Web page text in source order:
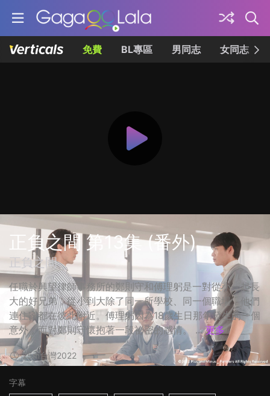
免費 BL專區 男同志 女同志
正負之間 第13集 (番外)
正負之間
任職於興望律師事務所的鄭則守和傅理躬是一對從小一起長
大的好兄弟，從小到大除了同一所學校、同一個職場，他們
連住家都在彼此附近。傅理躬因為18歲生日那年發生的一個
意外，而對鄭則守懷抱著一段祕密的感情。 ... 更多
25m台灣2022
字幕